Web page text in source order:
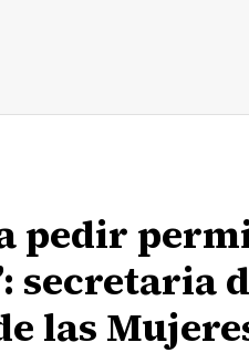
pedir
secretaria
las